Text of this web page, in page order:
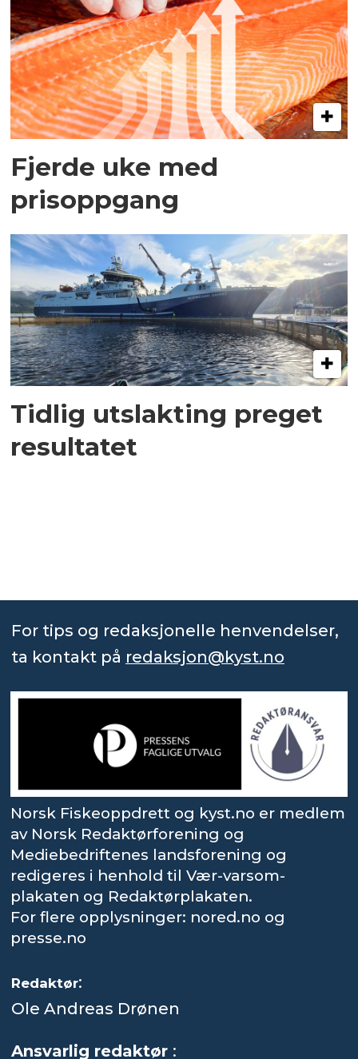
Fjerde uke med
prisoppgang
Tidlig utslakting preget
resultatet
For tips og redaksjonelle henvendelser,
ta kontakt på redaksjon@kyst.no
Norsk Fiskeoppdrett og kyst.no er medlem
av Norsk Redaktørforening og
Mediebedriftenes landsforening og
redigeres i henhold til Vær-varsom-
plakaten og Redaktørplakaten.
For flere opplysninger: nored.no og
presse.no
Redaktør:
Ole Andreas Drønen
Ansvarlig redaktør :